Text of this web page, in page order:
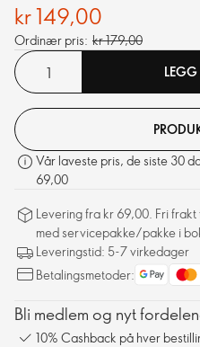
kr 149,00
Ordinær pris: kr 179,00
Vår laveste pris, de siste 30
69,00
Levering fra kr 69,00. Fri
med servicepakke/pakke i
Leveringstid: 5-7 virkedager
Betalingsmetoder:
Bli medlem og nyt
10% Cashback på hver